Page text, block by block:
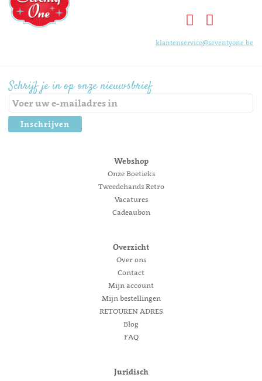
Schrijf je in op onze nieuwsbrief
Inschrijven
klantenservice@seventyone.be
Webshop
Onze Boetieks
Tweedehands Retro
Vacatures
Cadeaubon
Overzicht
Over ons
Contact
Mijn account
Mijn bestellingen
RETOUREN ADRES
Blog
FAQ
Juridisch